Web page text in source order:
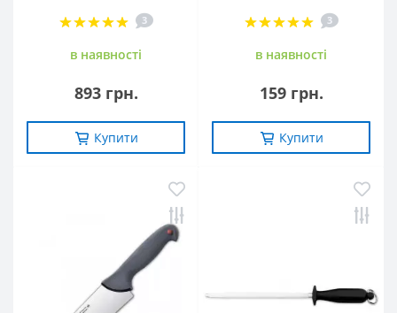
3
в наявностi
893 грн.
Купити
3
в наявностi
159 грн.
Купити